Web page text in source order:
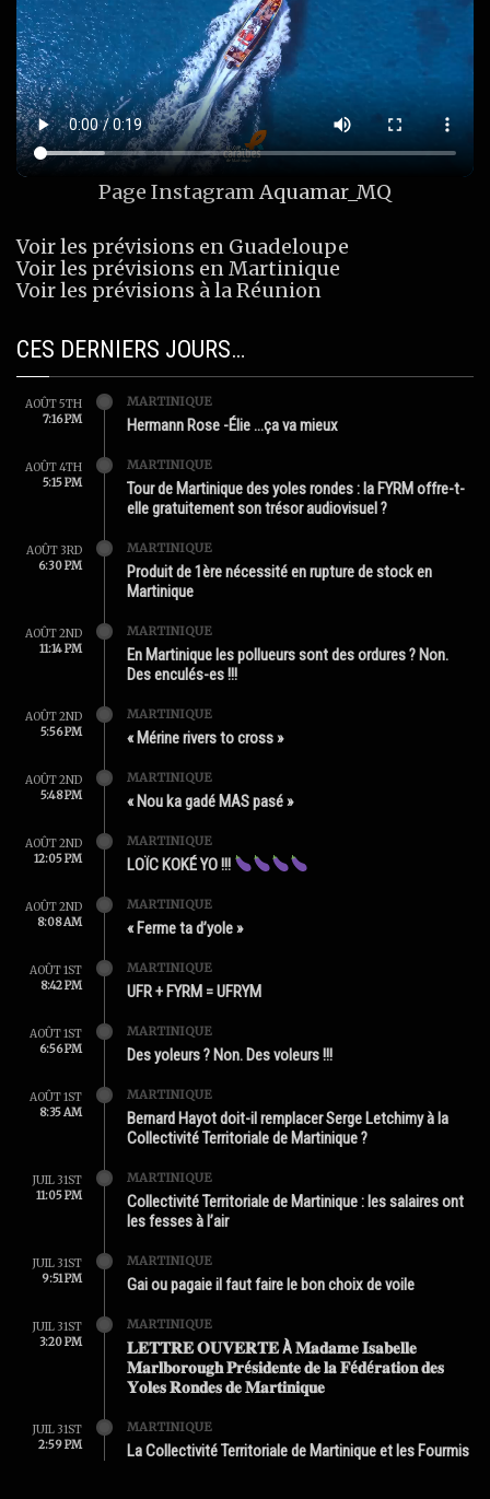
Page InstagramAquamar_MQ
Voir les prévisions en Guadeloupe
Voir les prévisions en Martinique
Voir les prévisions à la Réunion
CES DERNIERS JOURS…
AOÛT 5TH
7:16 PM
MARTINIQUE
Hermann Rose -Élie …ça va mieux
AOÛT 4TH
5:15 PM
MARTINIQUE
Tour de Martinique des yoles rondes : la FYRM offre-t-
elle gratuitement son trésor audiovisuel ?
AOÛT 3RD
6:30 PM
MARTINIQUE
Produit de 1ère nécessité en rupture de stock en
Martinique
AOÛT 2ND
11:14 PM
MARTINIQUE
En Martinique les pollueurs sont des ordures ? Non.
Des enculés-es !!!
AOÛT 2ND
5:56 PM
MARTINIQUE
« Mérine rivers to cross »
AOÛT 2ND
5:48 PM
MARTINIQUE
« Nou ka gadé MAS pasé »
AOÛT 2ND
12:05 PM
MARTINIQUE
LOÏC KOKÉ YO !!!
AOÛT 2ND
8:08 AM
MARTINIQUE
« Ferme ta d’yole »
AOÛT 1ST
8:42 PM
MARTINIQUE
UFR + FYRM = UFRYM
AOÛT 1ST
6:56 PM
MARTINIQUE
Des yoleurs ? Non. Des voleurs !!!
AOÛT 1ST
8:35 AM
MARTINIQUE
Bernard Hayot doit-il remplacer Serge Letchimy à la
Collectivité Territoriale de Martinique ?
JUIL 31ST
11:05 PM
MARTINIQUE
Collectivité Territoriale de Martinique : les salaires ont
les fesses à l’air
JUIL 31ST
9:51 PM
MARTINIQUE
Gai ou pagaie il faut faire le bon choix de voile
JUIL 31ST
3:20 PM
MARTINIQUE
𝐋𝐄𝐓𝐓𝐑𝐄 𝐎𝐔𝐕𝐄𝐑𝐓𝐄 À 𝐌𝐚𝐝𝐚𝐦𝐞 𝐈𝐬𝐚𝐛𝐞𝐥𝐥𝐞
𝐌𝐚𝐫𝐥𝐛𝐨𝐫𝐨𝐮𝐠𝐡 𝐏𝐫é𝐬𝐢𝐝𝐞𝐧𝐭𝐞 𝐝𝐞 𝐥𝐚 𝐅é𝐝é𝐫𝐚𝐭𝐢𝐨𝐧 𝐝𝐞𝐬
𝐘𝐨𝐥𝐞𝐬 𝐑𝐨𝐧𝐝𝐞𝐬 𝐝𝐞 𝐌𝐚𝐫𝐭𝐢𝐧𝐢𝐪𝐮𝐞
JUIL 31ST
2:59 PM
MARTINIQUE
La Collectivité Territoriale de Martinique et les Fourmis